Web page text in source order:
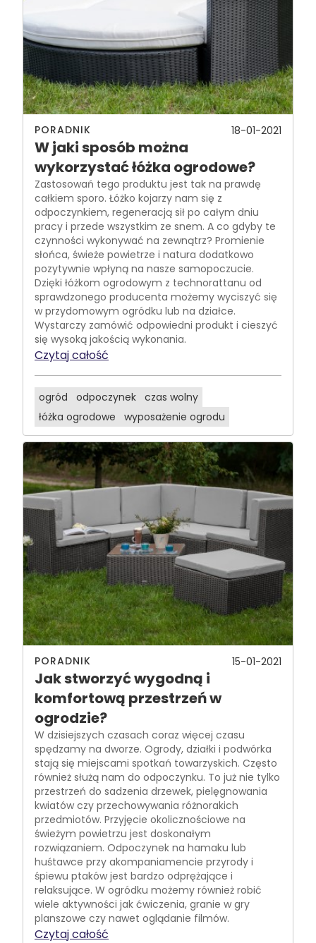
PORADNIK 18-01-2021
W jaki sposób można
wykorzystać łóżka ogrodowe?
Zastosowań tego produktu jest tak na prawdę
całkiem sporo. Łóżko kojarzy nam się z
odpoczynkiem, regeneracją sił po całym dniu
pracy i przede wszystkim ze snem. A co gdyby te
czynności wykonywać na zewnątrz? Promienie
słońca, świeże powietrze i natura dodatkowo
pozytywnie wpłyną na nasze samopoczucie.
Dzięki łóżkom ogrodowym z technorattanu od
sprawdzonego producenta możemy wyciszyć się
w przydomowym ogródku lub na działce.
Wystarczy zamówić odpowiedni produkt i cieszyć
się wysoką jakością wykonania.
Czytaj całość
ogród odpoczynek czas wolny
łóżka ogrodowe
wyposażenie ogrodu
PORADNIK 15-01-2021
Jak stworzyć wygodną i
komfortową przestrzeń w
ogrodzie?
W dzisiejszych czasach coraz więcej czasu
spędzamy na dworze. Ogrody, działki i podwórka
stają się miejscami spotkań towarzyskich. Często
również służą nam do odpoczynku. To już nie tylko
przestrzeń do sadzenia drzewek, pielęgnowania
kwiatów czy przechowywania różnorakich
przedmiotów. Przyjęcie okolicznościowe na
świeżym powietrzu jest doskonałym
rozwiązaniem. Odpoczynek na hamaku lub
huśtawce przy akompaniamencie przyrody i
śpiewu ptaków jest bardzo odprężające i
relaksujące. W ogródku możemy również robić
wiele aktywności jak ćwiczenia, granie w gry
planszowe czy nawet oglądanie filmów.
Czytaj całość